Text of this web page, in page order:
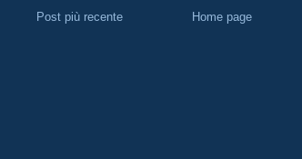
Post più recente Home page